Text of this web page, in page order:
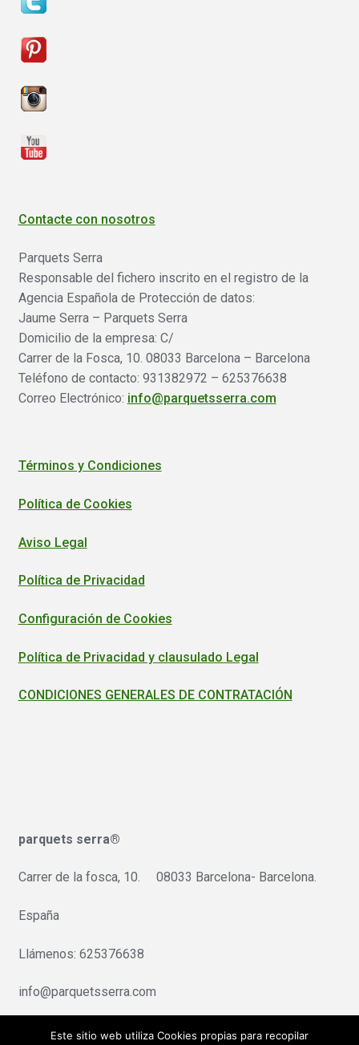
Contacte con nosotros
Parquets Serra
Responsable del fichero inscrito en el registro de la
Agencia Española de Protección de datos:
Jaume Serra – Parquets Serra
Domicilio de la empresa: C/
Carrer de la Fosca, 10. 08033 Barcelona – Barcelona
Teléfono de contacto: 931382972 – 625376638
Correo Electrónico: info@parquetsserra.com
Términos y Condiciones
Política de Cookies
Aviso Legal
Política de Privacidad
Configuración de Cookies
Política de Privacidad y clausulado Legal
CONDICIONES GENERALES DE CONTRATACIÓN
parquets serra®
Carrer de la fosca, 10. 08033 Barcelona- Barcelona.
España
Llámenos: 625376638
info@parquetsserra.com
Pago seguro:Redsys/Servired
Este sitio web utiliza Cookies propias para recopilar